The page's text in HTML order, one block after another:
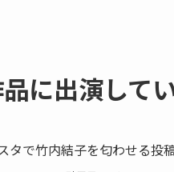
に出演して